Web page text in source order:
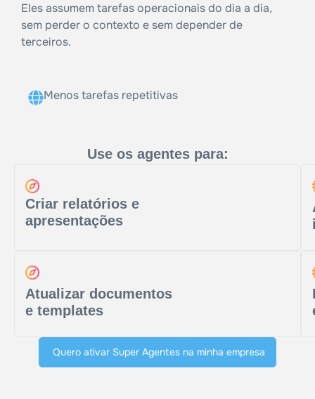
Eles assumem tarefas operacionais do dia a dia,
sem perder o contexto e sem depender de
terceiros.
Menos tarefas repetitivas
Use os agentes para:
Criar relatórios e
apresentações
Atualizar documentos
e templates
Quero ativar Super Agentes na minha empresa